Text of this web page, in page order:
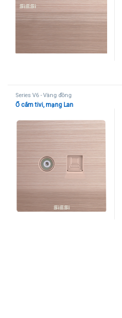
Series V6 - Vàng đồng
Ổ cắm tivi, mạng Lan